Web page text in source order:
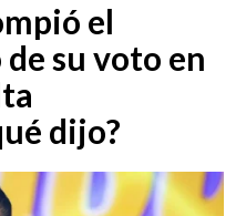
7:00 PM
el
su voto en
dijo?